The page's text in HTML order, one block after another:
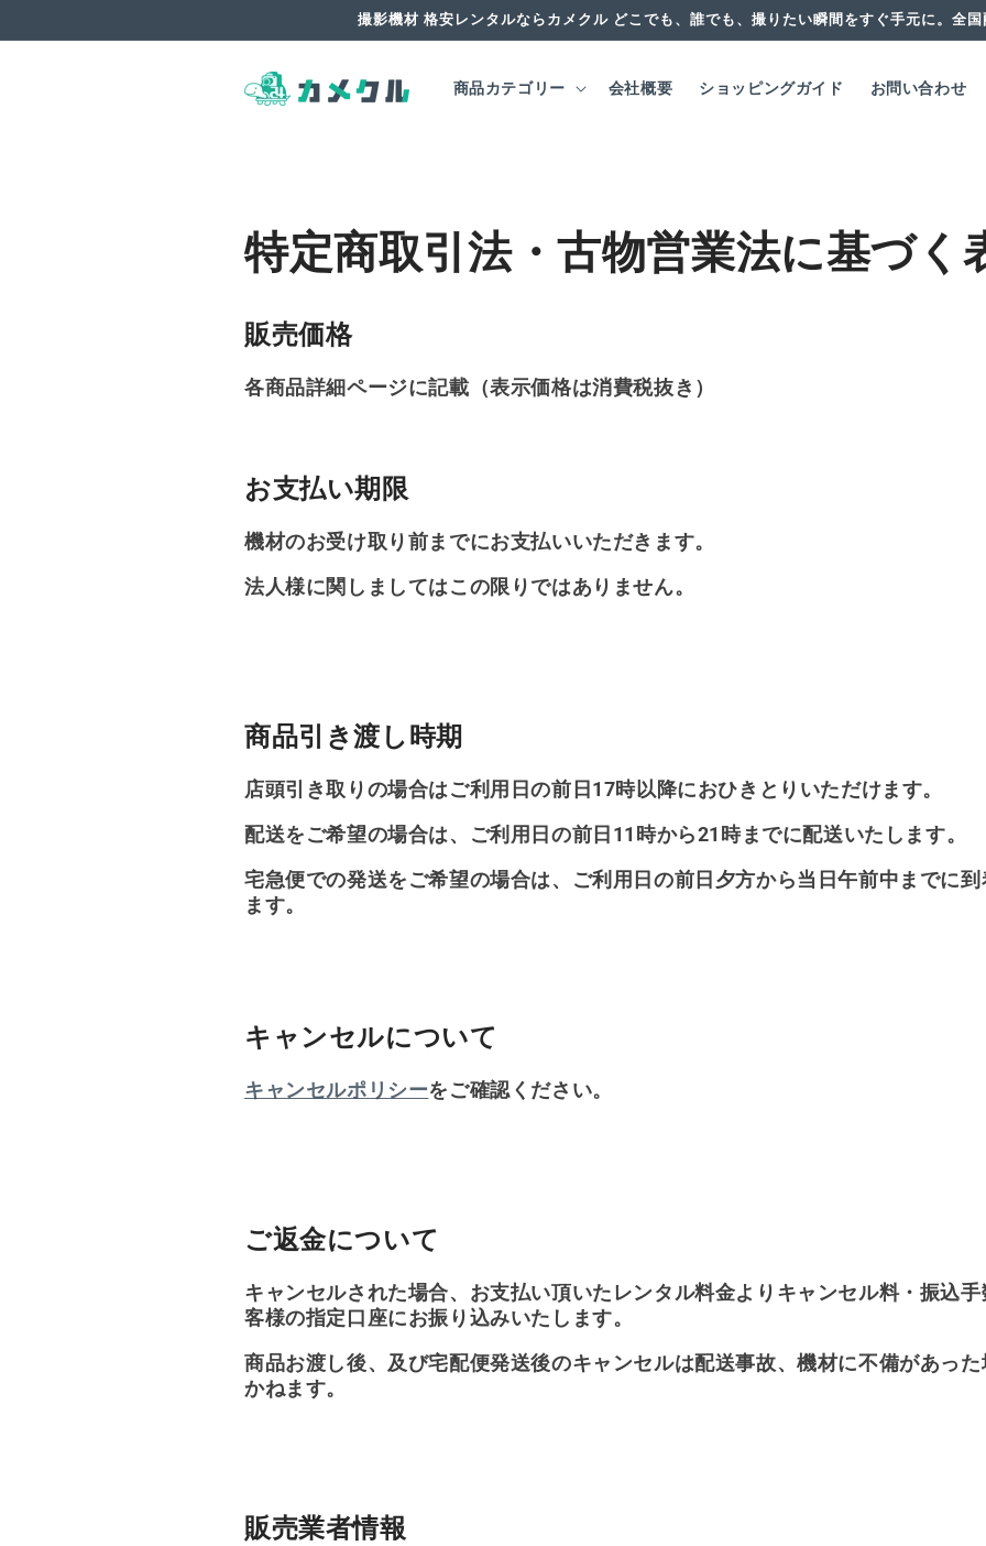
進む
撮影機材 格安レンタルならカメクル どこでも、誰でも、撮りたい瞬間をすぐ手元に。全
商品カテゴリー 会社概要 ショッピングガイド お問い合わせ
特定商取引法・古物営業法に基づく
販売価格
各商品詳細ページに記載（表示価格は消費税抜き）
お支払い期限
機材のお受け取り前までにお支払いいただきます。
法人様に関しましてはこの限りではありません。
商品引き渡し時期
店頭引き取りの場合はご利用日の前日17時以降におひきとりいただけます。
配送をご希望の場合は、ご利用日の前日11時から21時までに配送いたします。
宅急便での発送をご希望の場合は、ご利用日の前日夕方から当日午前中までに
ます。
キャンセルについて
キャンセルポリシーをご確認ください。
ご返金について
キャンセルされた場合、お支払い頂いたレンタル料金よりキャンセル料・振込
客様の指定口座にお振り込みいたします。
商品お渡し後、及び宅配便発送後のキャンセルは配送事故、機材に不備があっ
かねます。
販売業者情報